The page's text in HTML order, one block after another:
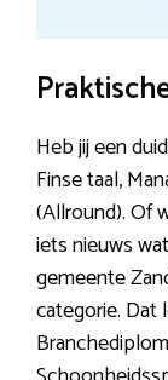
Heb jij een
Finse taal,
(Allround). Of
iets nieuws
gemeente
categorie.